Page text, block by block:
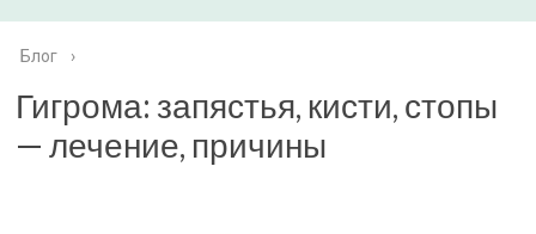
Блог ›
Гигрома: запястья, кисти, стопы
— лечение, причины